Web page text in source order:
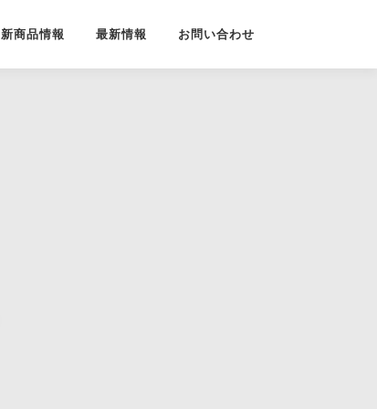
新商品情報 最新情報 お問い合わせ